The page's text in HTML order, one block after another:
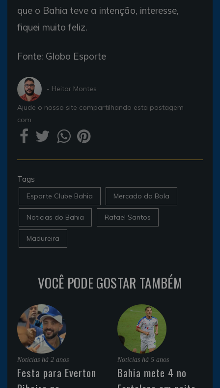
que o Bahia teve a intenção, interesse,
fiquei muito feliz.
Fonte: Globo Esporte
- Heitor Montes
Ajude o nosso site compartilhando esta postagem
com
Tags
Esporte Clube Bahia Mercado da Bola
Noticias do Bahia Rafael Santos
Madureira
VOCÊ PODE GOSTAR TAMBÉM
Noticias há 2 anos
Festa para Everton
Noticias há 5 anos
Bahia mete 4 no